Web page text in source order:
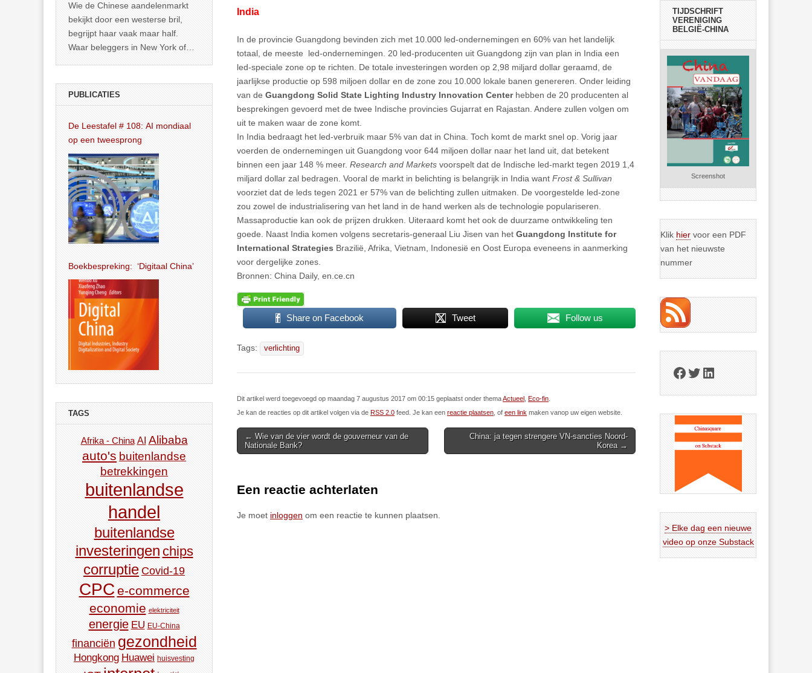
India
In de provincie Guangdong bevinden zich met 10.000 led-ondernemingen en 60% van het landelijk
totaal, de meeste led-ondernemingen. 20 led-producenten uit Guangdong zijn van plan in India een
led-speciale zone op te richten. De totale investeringen worden op 2,98 miljard dollar geraamd, de
jaarlijkse productie op 598 miljoen dollar en de zone zou 10.000 lokale banen genereren. Onder leiding
van de Guangdong Solid State Lighting Industry Innovation Centerhebben de 20 producenten al
besprekingen gevoerd met de twee Indische provincies Gujarrat en Rajastan. Andere zullen volgen om
uit te maken waar de zone komt.
In India bedraagt het led-verbruik maar 5% van dat in China. Toch komt de markt snel op. Vorig jaar
voerden de ondernemingen uit Guangdong voor 644 miljoen dollar naar het land uit, dat betekent
binnen een jaar 148 % meer. Research and Markets voorspelt dat de Indische led-markt tegen 2019 1,4
miljard dollar zal bedragen. Vooral de markt in belichting is belangrijk in India want Frost & Sullivan
voorziet dat de leds tegen 2021 er 57% van de belichting zullen uitmaken. De voorgestelde led-zone
zou zowel de industrialisering van het land in de hand werken als de technologie populariseren.
Massaproductie kan ook de prijzen drukken. Uiteraard komt het ook de duurzame ontwikkeling ten
goede. Naast India komen volgens secretaris-generaal Liu Jisen van het Guangdong Institute for
International Strategies Brazilië, Afrika, Vietnam, Indonesië en Oost Europa eveneens in aanmerking
voor dergelijke zones.
Bronnen: China Daily, en.ce.cn
Share on Facebook Tweet Follow us
Tags: verlichting
Dit artikel werd toegevoegd op maandag 7 augustus 2017 om 00:15 geplaatst onder themaActueel Eco-fin
Je kan de reacties op dit artikel volgen via de RSS 2.0 feed. Je kan een reactie plaatsen , of een link maken vanop uw eigen website.
Post
navigation
← Wie van de vier wordt de gouverneur van de
Nationale Bank?
China: ja tegen strengere VN-sancties Noord-
Korea →
Een reactie achterlaten
Je moet inloggen om een reactie te kunnen plaatsen.
Wie de Chinese aandelenmarkt
bekijkt door een westerse bril,
begrijpt haar vaak maar half.
Waar beleggers in New York of
PUBLICATIES
De Leestafel # 108: AI mondiaal
op een tweesprong
Boekbespreking: ‘Digitaal China’
TAGS
Afrika - China AI Alibaba
auto's buitenlandse
betrekkingen
buitenlandse
handel
buitenlandse
investeringen chips
corruptie Covid-19
CPC e-commerce
economie elektriciteit
energie EU EU-China
financiën gezondheid
Hongkong Huawei huisvesting
economische
agressie. In
werkelijkheid
verhult die
spectaculaire
rekensom vooral
de industriële
achterstand die
… >> lees meer
TIJDSCHRIFT
VERENIGING
BELGIË-CHINA
Screenshot
Klik hier voor een PDF
van het nieuwste
nummer
Facebook
Twitter
LinkedIn
> Elke dag een nieuwe
video op onze Substack